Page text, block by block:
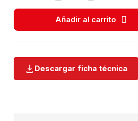
Añadir al carrito
Descargar ficha técnica